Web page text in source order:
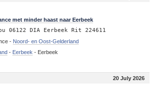
met minder haast naar Eerbeek
06122 DIA Eerbeek Rit 224611
- Noord- en Oost-Gelderland
- Eerbeek - Eerbeek
20 July 2026